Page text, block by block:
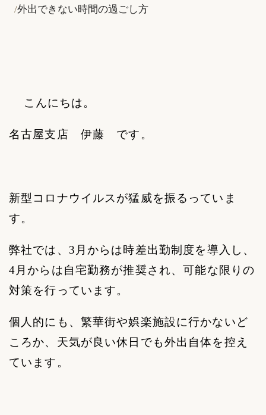
外出できない時間の過ごし方
こんにちは。
名古屋支店 伊藤 です。
新型コロナウイルスが猛威を振るっていま
す。
弊社では、 3 月からは時差出勤制度を導入し、
4 月からは自宅勤務が推奨され、可能な限りの
対策を行っています。
個人的にも、繁華街や娯楽施設に行かないど
ころか、天気が良い休日でも外出自体を控え
ています。